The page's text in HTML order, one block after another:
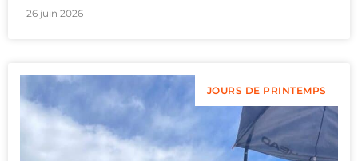
26 juin 2026
JOURS DE PRINTEMPS